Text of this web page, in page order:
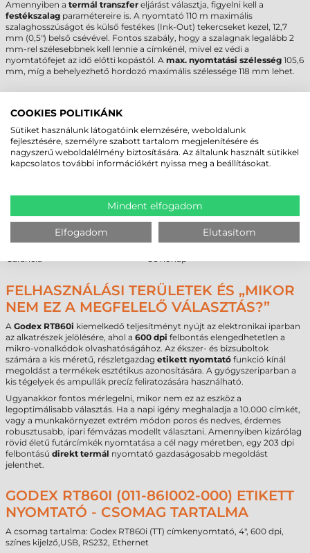
Amennyiben a termál transzfer eljárást választja, figyelni kell a
festékszalag paramétereire is. A nyomtató 110 m maximális
szalaghosszúságot és külső festékes (Ink-Out) tekercseket kezel, 12,7
mm (0,5") belső csévével. Fontos szabály, hogy a szalagnak legalább 2
mm-rel szélesebbnek kell lennie a címkénél, mivel ez védi a
nyomtatófejet az idő előtti kopástól. A max. nyomtatási szélesség 105,6
mm, míg a behelyezhető hordozó maximális szélessége 118 mm lehet.
MŰSZAKI PARAMÉTEREK
Az alábbi táblázat összefoglalja a legfontosabb technikai adatokat a
gyors összehasonlíthatóság érdekében:
Márka
Godex
Technológia
termál transzfer
600 dpi
Max. tekercsátmérő
127 mm
Cséveméret
25 mm / 40 mm
Garancia
36 hónap
FELHASZNÁLÁSI TERÜLETEK ÉS „MIKOR
NEM EZ A MEGFELELŐ VÁLASZTÁS?”
A Godex RT860i kiemelkedő teljesítményt nyújt az elektronikai iparban
az alkatrészek jelölésére, ahol a 600 dpi felbontás elengedhetetlen a
mikro-vonalkódok olvashatóságához. Az ékszer- és bizsuboltok
számára a kis méretű, részletgazdag etikett nyomtató funkció kínál
megoldást a termékek esztétikus azonosítására. A gyógyszeriparban a
kis tégelyek és ampullák precíz feliratozására használható.
Ugyanakkor fontos mérlegelni, mikor nem ez az eszköz a
legoptimálisabb választás. Ha a napi igény meghaladja a 10.000 címkét,
vagy a munkakörnyezet extrém módon poros és nedves, érdemes
robusztusabb, ipari fémvázas modellt választani. Amennyiben kizárólag
rövid életű futárcímkék nyomtatása a cél nagy méretben, egy 203 dpi
felbontású direkt termál nyomtató gazdaságosabb megoldást
jelenthet.
GODEX RT860I (011-86I002-000) ETIKETT
NYOMTATÓ - CSOMAG TARTALMA
A csomag tartalma: Godex RT860i (TT) címkenyomtató, 4", 600 dpi,
színes kijelző,USB, RS232, Ethernet
COOKIES POLITIKÁNK
Sütiket használunk látogatóink elemzésére, weboldalunk
fejlesztésére, személyre szabott tartalom megjelenítésére és
nagyszerű weboldalélmény biztosítására. Az általunk használt sütikkel
kapcsolatos további információkért nyissa meg a beállításokat.
Mindent elfogadom
Elfogadom Elutasítom